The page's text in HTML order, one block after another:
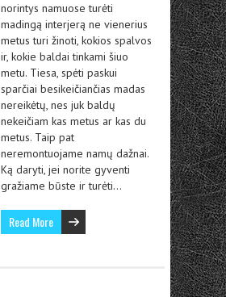
norintys namuose turėti
madingą interjerą ne vienerius
metus turi žinoti, kokios spalvos
ir, kokie baldai tinkami šiuo
metu. Tiesa, spėti paskui
sparčiai besikeičiančias madas
nereikėtų, nes juk baldų
nekeičiam kas metus ar kas du
metus. Taip pat
neremontuojame namų dažnai.
Ką daryti, jei norite gyventi
gražiame būste ir turėti…
Read More